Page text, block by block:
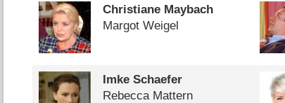
Christiane Maybach
Margot Weigel
Imke Schaefer
Rebecca Mattern